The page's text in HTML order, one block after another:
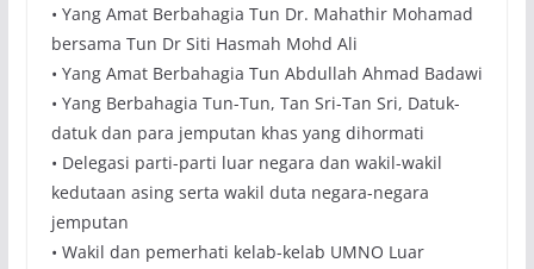
• Yang Amat Berbahagia Tun Dr. Mahathir Mohamad
bersama Tun Dr Siti Hasmah Mohd Ali
• Yang Amat Berbahagia Tun Abdullah Ahmad Badawi
• Yang Berbahagia Tun-Tun, Tan Sri-Tan Sri, Datuk-
datuk dan para jemputan khas yang dihormati
• Delegasi parti-parti luar negara dan wakil-wakil
kedutaan asing serta wakil duta negara-negara
jemputan
• Wakil dan pemerhati kelab-kelab UMNO Luar